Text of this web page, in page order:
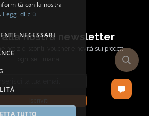
alla nostra newsletter
notizie, sconti, voucher e novità sui prodotti
con la nostra
Leggi di più
NECESSARI
TUTTO